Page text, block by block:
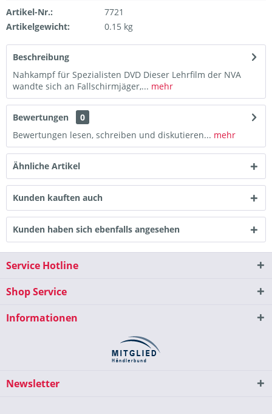
Artikel-Nr.:
7721
Artikelgewicht:
0.15 kg
Beschreibung
Nahkampf für Spezialisten DVD Dieser Lehrfilm der NVA
wandte sich an Fallschirmjäger,... mehr
Bewertungen
0
Bewertungen lesen, schreiben und diskutieren... mehr
Ähnliche Artikel
Kunden kauften auch
Kunden haben sich ebenfalls angesehen
Service Hotline
Shop Service
Informationen
Newsletter